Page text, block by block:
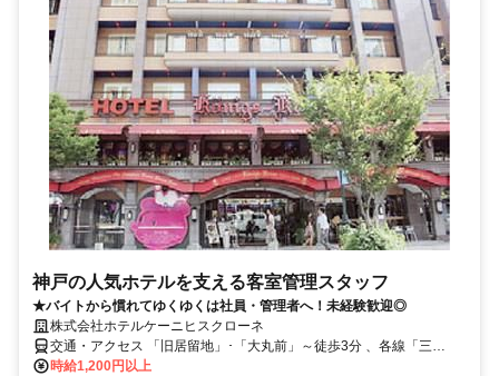
神戸の人気ホテルを支える客室管理スタッフ
★バイトから慣れてゆくゆくは社員・管理者へ！未経験歓迎◎
株式会社ホテルケーニヒスクローネ
交通・アクセス 「旧居留地」･「大丸前」～徒歩3分 、各線「三
宮」・「三ノ宮」駅～徒歩6分 、各線「元町」駅～徒歩5分
時給1,200円以上